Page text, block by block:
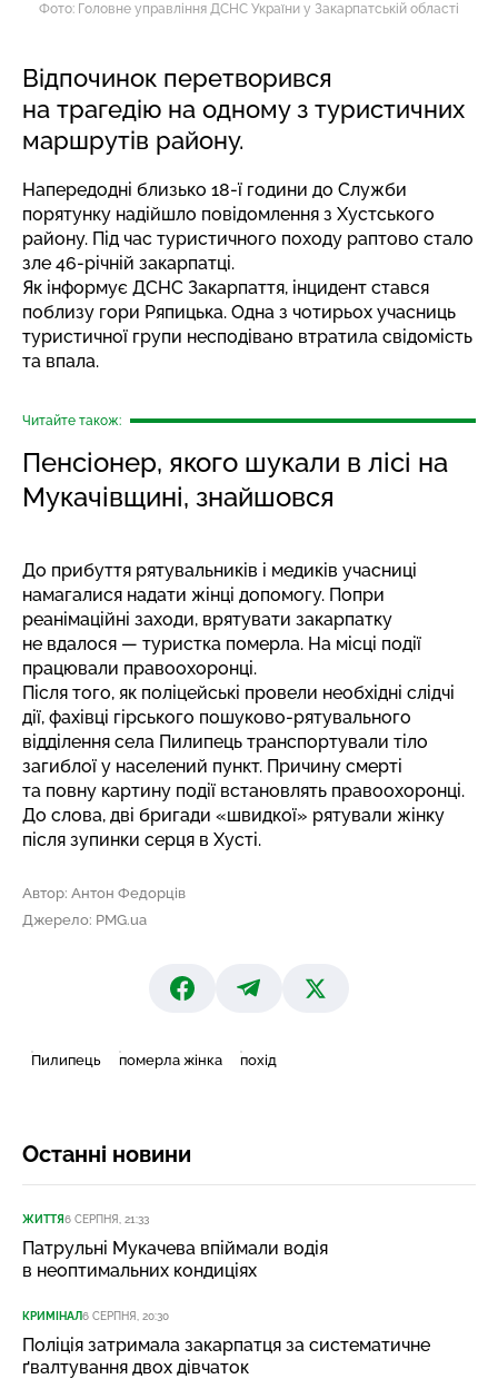
Фото: Головне управління ДСНС України у Закарпатській області
Відпочинок перетворився
на трагедію на одному з туристичних
маршрутів району.
Напередодні близько 18-ї години до Служби
порятунку надійшло повідомлення з Хустського
району. Під час туристичного походу раптово стало
зле 46-річній закарпатці.
Як інформує ДСНС Закарпаття, інцидент стався
поблизу гори Ряпицька. Одна з чотирьох учасниць
туристичної групи несподівано втратила свідомість
та впала.
Читайте також:
Пенсіонер, якого шукали в лісі на
Мукачівщині, знайшовся
До прибуття рятувальників і медиків учасниці
намагалися надати жінці допомогу. Попри
реанімаційні заходи, врятувати закарпатку
не вдалося — туристка померла. На місці події
працювали правоохоронці.
Після того, як поліцейські провели необхідні слідчі
дії, фахівці гірського пошуково-рятувального
відділення села Пилипець транспортували тіло
загиблої у населений пункт. Причину смерті
та повну картину події встановлять правоохоронці.
До слова, дві бригади «швидкої» рятували жінку
після зупинки серця в Хусті.
Автор: Антон Федорців
Джерело: PMG.ua
Пилипець померла жінка похід
Останні новини
ЖИТТЯ6 СЕРПНЯ, 21:33
Патрульні Мукачева впіймали водія
в неоптимальних кондиціях
КРИМІНАЛ6 СЕРПНЯ, 20:30
Поліція затримала закарпатця за систематичне
ґвалтування двох дівчаток